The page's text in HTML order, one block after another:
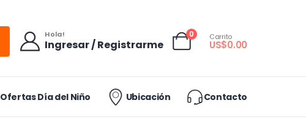
Hola!
Ingresar / Registrarme
0 Carrito
US$0.00
Ofertas Día del Niño Ubicación Contacto